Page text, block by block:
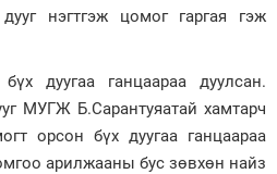
нэгтгэж цомог гаргая гэж
дуугаа ганцаараа дуулсан.
МУГЖ Б.Сарантуяатай хамтарч
орсон бүх дуугаа ганцаараа
арилжааны бус зөвхөн найз